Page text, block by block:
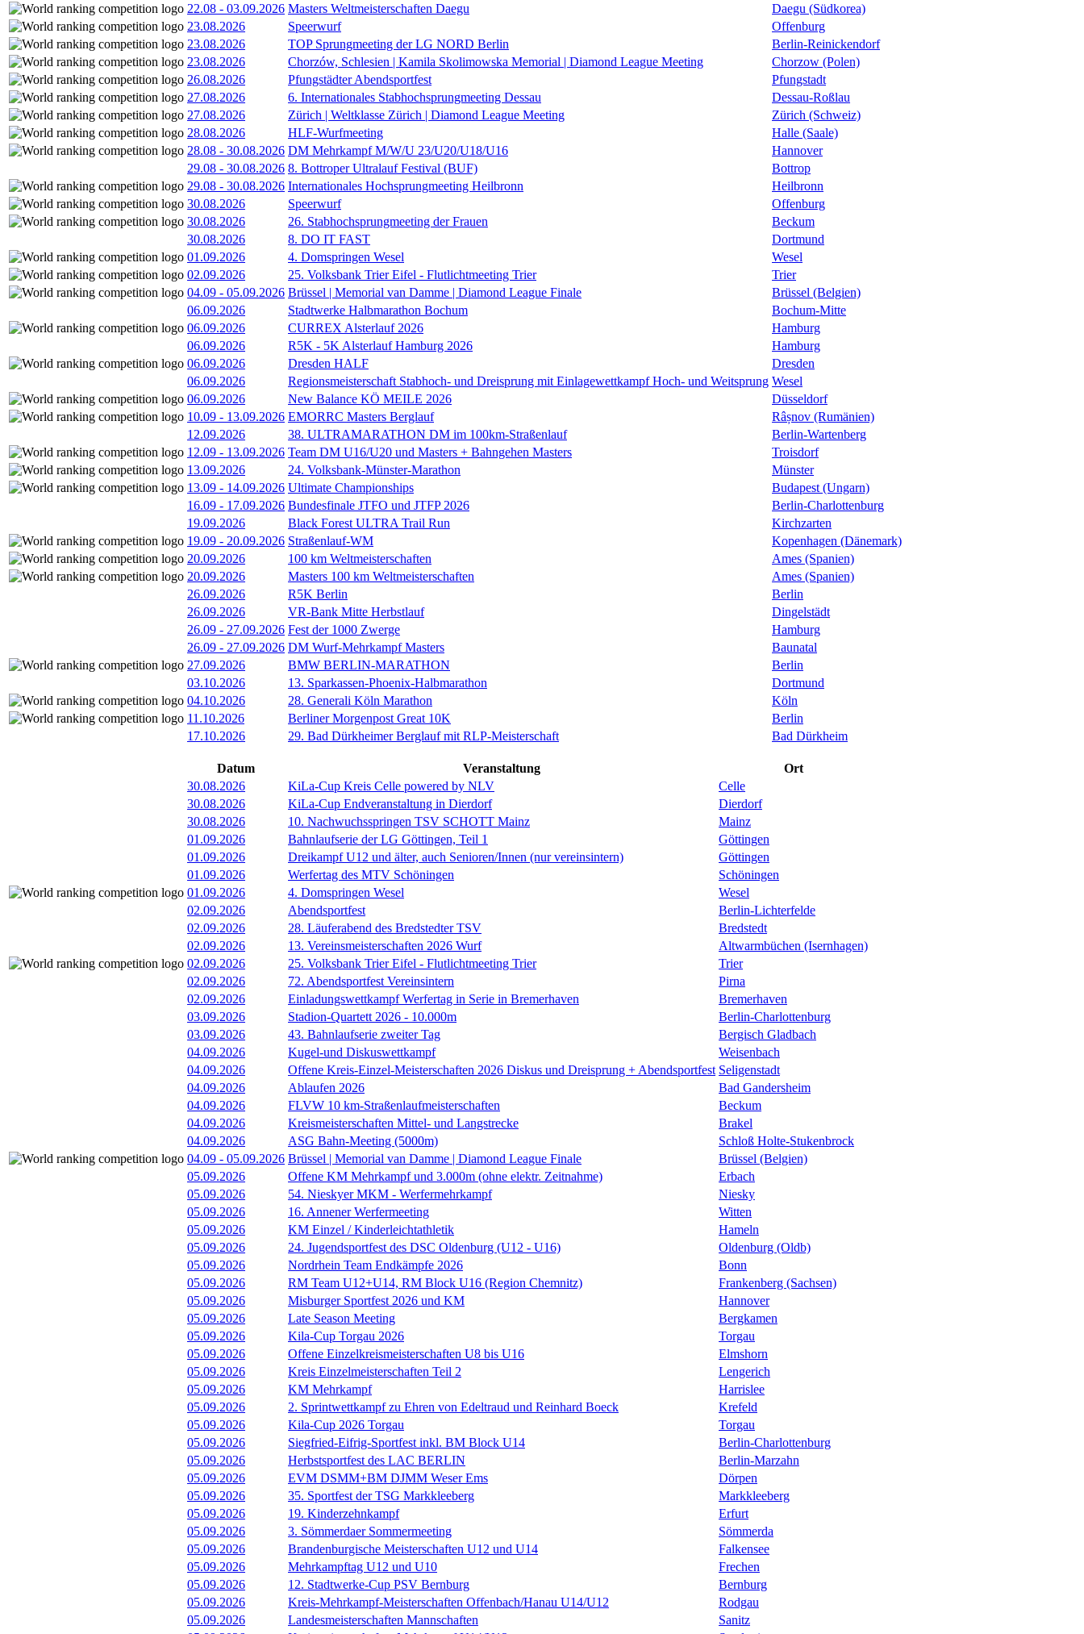
22.08 - 03.09.2026 Masters Weltmeisterschaften Daegu
Daegu (Südkorea)
23.08.2026
Speerwurf
Offenburg
23.08.2026
TOP Sprungmeeting der LG NORD Berlin
Berlin-Reinickendorf
23.08.2026
Chorzów, Schlesien | Kamila Skolimowska Memorial | Diamond League Meeting
Chorzow (Polen)
26.08.2026
Pfungstädter Abendsportfest
Pfungstadt
27.08.2026
6. Internationales Stabhochsprungmeeting Dessau
Dessau-Roßlau
27.08.2026
Zürich | Weltklasse Zürich | Diamond League Meeting
Zürich (Schweiz)
28.08.2026
HLF-Wurfmeeting
Halle (Saale)
28.08 - 30.08.2026 DM Mehrkampf M/W/U 23/U20/U18/U16
Hannover
29.08 - 30.08.2026 8. Bottroper Ultralauf Festival (BUF)
Bottrop
29.08 - 30.08.2026 Internationales Hochsprungmeeting Heilbronn
Heilbronn
30.08.2026
Speerwurf
Offenburg
30.08.2026
26. Stabhochsprungmeeting der Frauen
Beckum
30.08.2026
8. DO IT FAST
Dortmund
01.09.2026
4. Domspringen Wesel
Wesel
02.09.2026
25. Volksbank Trier Eifel - Flutlichtmeeting Trier
Trier
04.09 - 05.09.2026 Brüssel | Memorial van Damme | Diamond League Finale
Brüssel (Belgien)
06.09.2026
Stadtwerke Halbmarathon Bochum
Bochum-Mitte
06.09.2026
CURREX Alsterlauf 2026
Hamburg
06.09.2026
R5K - 5K Alsterlauf Hamburg 2026
Hamburg
06.09.2026
Dresden HALF
Dresden
06.09.2026
Regionsmeisterschaft Stabhoch- und Dreisprung mit Einlagewettkampf Hoch- und Weitsprung Wesel
06.09.2026
New Balance KÖ MEILE 2026
Düsseldorf
10.09 - 13.09.2026 EMORRC Masters Berglauf
Râșnov (Rumänien)
12.09.2026
38. ULTRAMARATHON DM im 100km-Straßenlauf
Berlin-Wartenberg
12.09 - 13.09.2026 Team DM U16/U20 und Masters + Bahngehen Masters
Troisdorf
13.09.2026
24. Volksbank-Münster-Marathon
Münster
13.09 - 14.09.2026 Ultimate Championships
Budapest (Ungarn)
16.09 - 17.09.2026 Bundesfinale JTFO und JTFP 2026
Berlin-Charlottenburg
19.09.2026
Black Forest ULTRA Trail Run
Kirchzarten
19.09 - 20.09.2026 Straßenlauf-WM
Kopenhagen (Dänemark)
20.09.2026
100 km Weltmeisterschaften
Ames (Spanien)
20.09.2026
Masters 100 km Weltmeisterschaften
Ames (Spanien)
26.09.2026
R5K Berlin
Berlin
26.09.2026
VR-Bank Mitte Herbstlauf
Dingelstädt
26.09 - 27.09.2026 Fest der 1000 Zwerge
Hamburg
26.09 - 27.09.2026 DM Wurf-Mehrkampf Masters
Baunatal
27.09.2026
BMW BERLIN-MARATHON
Berlin
03.10.2026
13. Sparkassen-Phoenix-Halbmarathon
Dortmund
04.10.2026
28. Generali Köln Marathon
Köln
11.10.2026
Berliner Morgenpost Great 10K
Berlin
17.10.2026
29. Bad Dürkheimer Berglauf mit RLP-Meisterschaft Bad Dürkheim
Datum Veranstaltung
Ort
30.08.2026
KiLa-Cup Kreis Celle powered by NLV
Celle
30.08.2026
KiLa-Cup Endveranstaltung in Dierdorf
Dierdorf
30.08.2026
10. Nachwuchsspringen TSV SCHOTT Mainz
Mainz
01.09.2026
Bahnlaufserie der LG Göttingen, Teil 1
Göttingen
01.09.2026
Dreikampf U12 und älter, auch Senioren/Innen (nur vereinsintern)
Göttingen
01.09.2026
Werfertag des MTV Schöningen
Schöningen
01.09.2026
4. Domspringen Wesel
Wesel
02.09.2026
Abendsportfest
Berlin-Lichterfelde
02.09.2026
28. Läuferabend des Bredstedter TSV
Bredstedt
02.09.2026
13. Vereinsmeisterschaften 2026 Wurf
Altwarmbüchen (Isernhagen)
02.09.2026
25. Volksbank Trier Eifel - Flutlichtmeeting Trier
Trier
02.09.2026
72. Abendsportfest Vereinsintern
Pirna
02.09.2026
Einladungswettkampf Werfertag in Serie in Bremerhaven
Bremerhaven
03.09.2026
Stadion-Quartett 2026 - 10.000m
Berlin-Charlottenburg
03.09.2026
43. Bahnlaufserie zweiter Tag
Bergisch Gladbach
04.09.2026
Kugel-und Diskuswettkampf
Weisenbach
04.09.2026
Offene Kreis-Einzel-Meisterschaften 2026 Diskus und Dreisprung + Abendsportfest Seligenstadt
04.09.2026
Ablaufen 2026
Bad Gandersheim
04.09.2026
FLVW 10 km-Straßenlaufmeisterschaften
Beckum
04.09.2026
Kreismeisterschaften Mittel- und Langstrecke
Brakel
04.09.2026
ASG Bahn-Meeting (5000m)
Schloß Holte-Stukenbrock
04.09 - 05.09.2026 Brüssel | Memorial van Damme | Diamond League Finale
Brüssel (Belgien)
05.09.2026
Offene KM Mehrkampf und 3.000m (ohne elektr. Zeitnahme)
Erbach
05.09.2026
54. Nieskyer MKM - Werfermehrkampf
Niesky
05.09.2026
16. Annener Werfermeeting
Witten
05.09.2026
KM Einzel / Kinderleichtathletik
Hameln
05.09.2026
24. Jugendsportfest des DSC Oldenburg (U12 - U16)
Oldenburg (Oldb)
05.09.2026
Nordrhein Team Endkämpfe 2026
Bonn
05.09.2026
RM Team U12+U14, RM Block U16 (Region Chemnitz)
Frankenberg (Sachsen)
05.09.2026
Misburger Sportfest 2026 und KM
Hannover
05.09.2026
Late Season Meeting
Bergkamen
05.09.2026
Kila-Cup Torgau 2026
Torgau
05.09.2026
Offene Einzelkreismeisterschaften U8 bis U16
Elmshorn
05.09.2026
Kreis Einzelmeisterschaften Teil 2
Lengerich
05.09.2026
KM Mehrkampf
Harrislee
05.09.2026
2. Sprintwettkampf zu Ehren von Edeltraud und Reinhard Boeck
Krefeld
05.09.2026
Kila-Cup 2026 Torgau
Torgau
05.09.2026
Siegfried-Eifrig-Sportfest inkl. BM Block U14
Berlin-Charlottenburg
05.09.2026
Herbstsportfest des LAC BERLIN
Berlin-Marzahn
05.09.2026
EVM DSMM+BM DJMM Weser Ems
Dörpen
05.09.2026
35. Sportfest der TSG Markkleeberg
Markkleeberg
05.09.2026
19. Kinderzehnkampf
Erfurt
05.09.2026
3. Sömmerdaer Sommermeeting
Sömmerda
05.09.2026
Brandenburgische Meisterschaften U12 und U14
Falkensee
05.09.2026
Mehrkampftag U12 und U10
Frechen
05.09.2026
12. Stadtwerke-Cup PSV Bernburg
Bernburg
05.09.2026
Kreis-Mehrkampf-Meisterschaften Offenbach/Hanau U14/U12
Rodgau
05.09.2026
Landesmeisterschaften Mannschaften
Sanitz